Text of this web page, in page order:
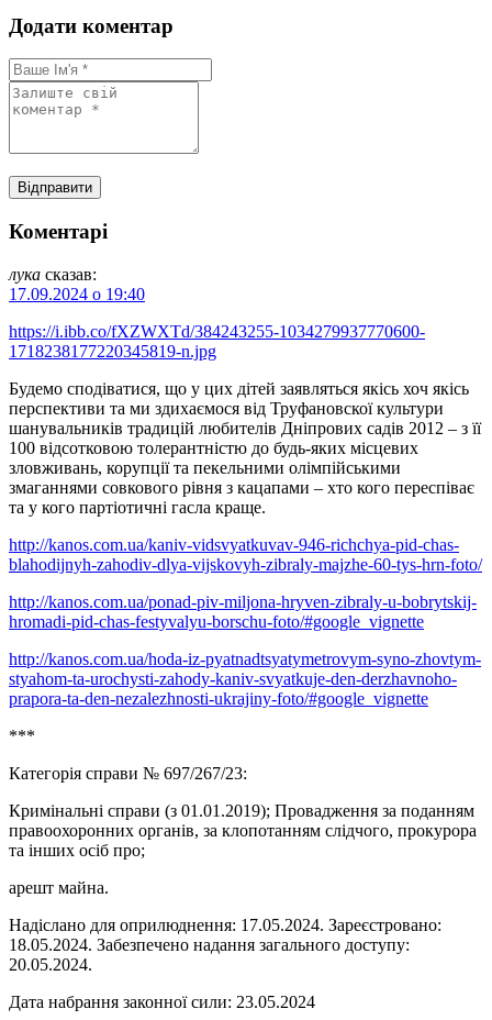
Додати коментар
Коментарі
лука сказав:
17.09.2024 о 19:40
https://i.ibb.co/fXZWXTd/384243255-1034279937770600-
1718238177220345819-n.jpg
Будемо сподіватися, що у цих дітей заявляться якісь хоч якісь
перспективи та ми здихаємося від Труфановскої культури
шанувальників традицій любителів Дніпрових садів 2012 – з її
100 відсотковою толерантністю до будь-яких місцевих
зловживань, корупції та пекельними олімпійськими
змаганнями совкового рівня з кацапами – хто кого переспіває
та у кого партіотичні гасла краще.
http://kanos.com.ua/kaniv-vidsvyatkuvav-946-richchya-pid-chas-
blahodijnyh-zahodiv-dlya-vijskovyh-zibraly-majzhe-60-tys-hrn-foto/
http://kanos.com.ua/ponad-piv-miljona-hryven-zibraly-u-bobrytskij-
hromadi-pid-chas-festyvalyu-borschu-foto/#google_vignette
http://kanos.com.ua/hoda-iz-pyatnadtsyatymetrovym-syno-zhovtym-
styahom-ta-urochysti-zahody-kaniv-svyatkuje-den-derzhavnoho-
prapora-ta-den-nezalezhnosti-ukrajiny-foto/#google_vignette
***
Категорія справи № 697/267/23:
Кримінальні справи (з 01.01.2019); Провадження за поданням
правоохоронних органів, за клопотанням слідчого, прокурора
та інших осіб про;
арешт майна.
Надіслано для оприлюднення: 17.05.2024. Зареєстровано:
18.05.2024. Забезпечено надання загального доступу:
20.05.2024.
Дата набрання законної сили: 23.05.2024